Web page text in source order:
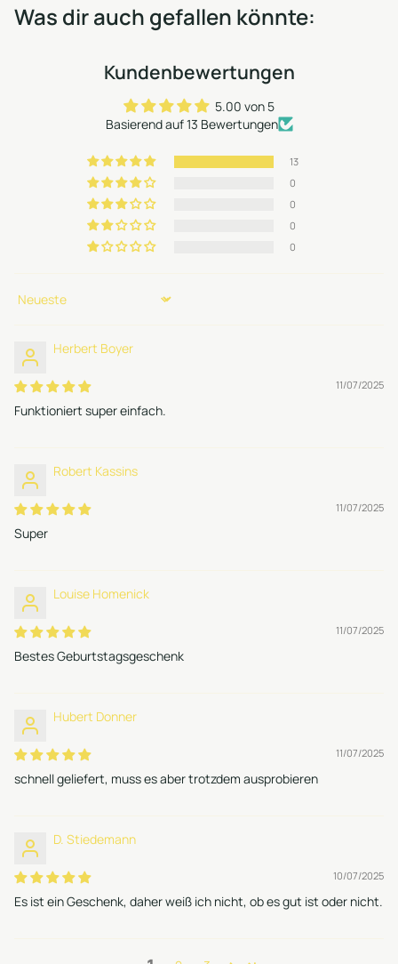
Was dir auch gefallen könnte:
Kundenbewertungen
5.00 von 5
Basierend auf 13 Bewertungen
13
0
0
0
0
Sort by
Herbert Boyer
11/07/2025
Funktioniert super einfach.
Robert Kassins
11/07/2025
Super
Louise Homenick
11/07/2025
Bestes Geburtstagsgeschenk
Hubert Donner
11/07/2025
schnell geliefert, muss es aber trotzdem ausprobieren
D. Stiedemann
10/07/2025
Es ist ein Geschenk, daher weiß ich nicht, ob es gut ist oder nicht.